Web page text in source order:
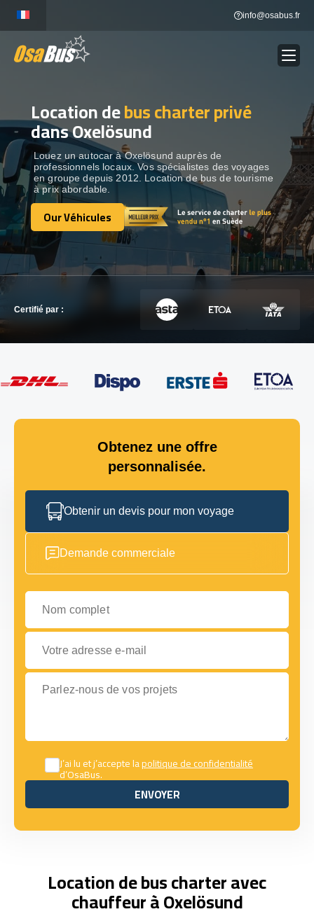
content
info@osabus.fr
LOCATION DE BUS Show dropdown
DESTINATIONS
OUR VÉHICULES
CONTACTEZ-NOUS
CONTACTEZ-NOUS
Location debus charter privé
dans Oxelösund
Louez un autocar à Oxelösund auprès de
professionnels locaux. Vos spécialistes des voyages
en groupe depuis 2012. Location de bus de tourisme
à prix abordable.
Our Véhicules
Our Véhicules
Certifié par :
Obtenez une offre
personnalisée.
Obtenir un devis pour mon voyage
Demande commerciale
Nom complet
Votre adresse e-mail
Parlez-nous de vos projets
J’ai lu et j’accepte lapolitique de confidentialité
d’OsaBus.
ENVOYER
ENVOYER
Location de bus charter avec
chauffeur à Oxelösund